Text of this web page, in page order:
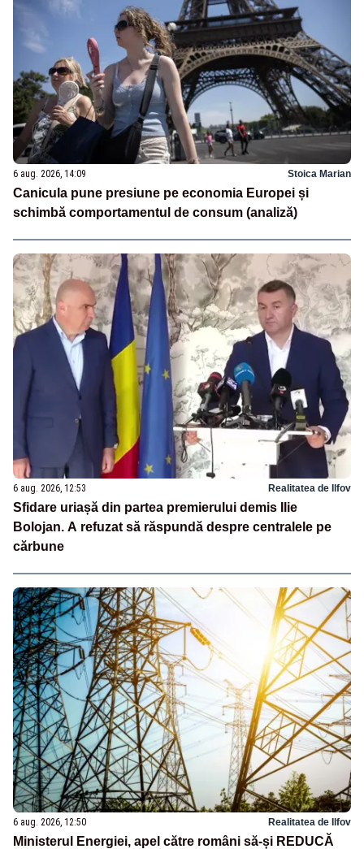
6 aug. 2026, 14:09 Stoica Marian
Canicula pune presiune pe economia Europei și
schimbă comportamentul de consum (analiză)
6 aug. 2026, 12:53 Realitatea de Ilfov
Sfidare uriașă din partea premierului demis Ilie
Bolojan. A refuzat să răspundă despre centralele pe
cărbune
6 aug. 2026, 12:50 Realitatea de Ilfov
Ministerul Energiei, apel către români să-și REDUCĂ